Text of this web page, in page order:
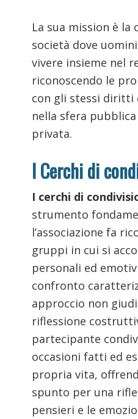
La sua mission è la
società dove
vivere insieme nel
riconoscendo le
con gli stessi diritti
nella sfera
privata.
I Cerchi di
I cerchi di
strumento
l’associazione fa
gruppi in cui si
personali ed
confronto
approccio non
riflessione
partecipante
occasioni fatti ed
propria vita,
spunto per una
pensieri e le